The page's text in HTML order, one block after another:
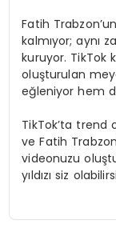
Fatih
kalmıyor; aynı
kuruyor. TikTok
oluşturulan
eğleniyor hem
TikTok’ta trend
ve Fatih
videonuzu
yıldızı siz